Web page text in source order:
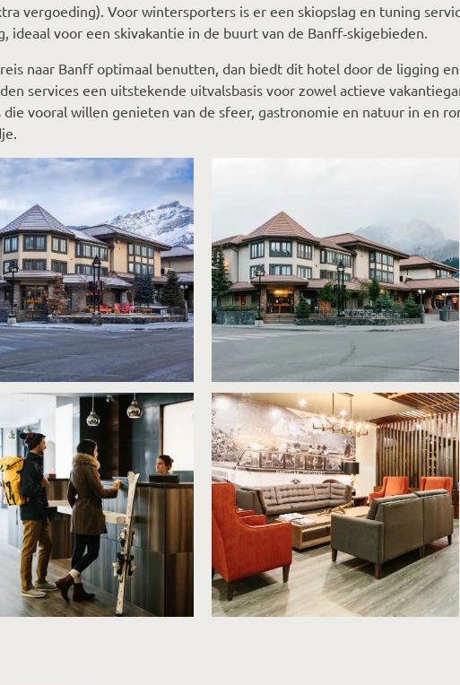
vergoeding). Voor wintersporters is er een skiopslag en tuning
ideaal voor een skivakantie in de buurt van de Banff‑skigebieden.
naar Banff optimaal benutten, dan biedt dit hotel door de ligging en
services een uitstekende uitvalsbasis voor zowel actieve
die vooral willen genieten van de sfeer, gastronomie en natuur in en